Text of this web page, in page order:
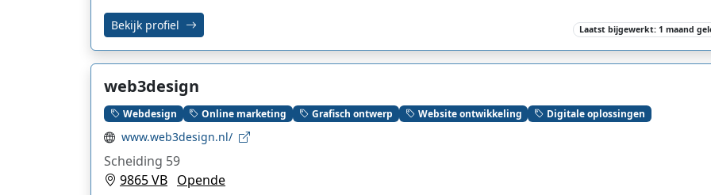
Bekijk profiel Laatst bijgewerkt: 1 maand
web3design
Webdesign Online marketing Grafisch ontwerp Website ontwikkeling Digitale oplossingen
www.web3design.nl/
Scheiding 59
9865 VB Opende